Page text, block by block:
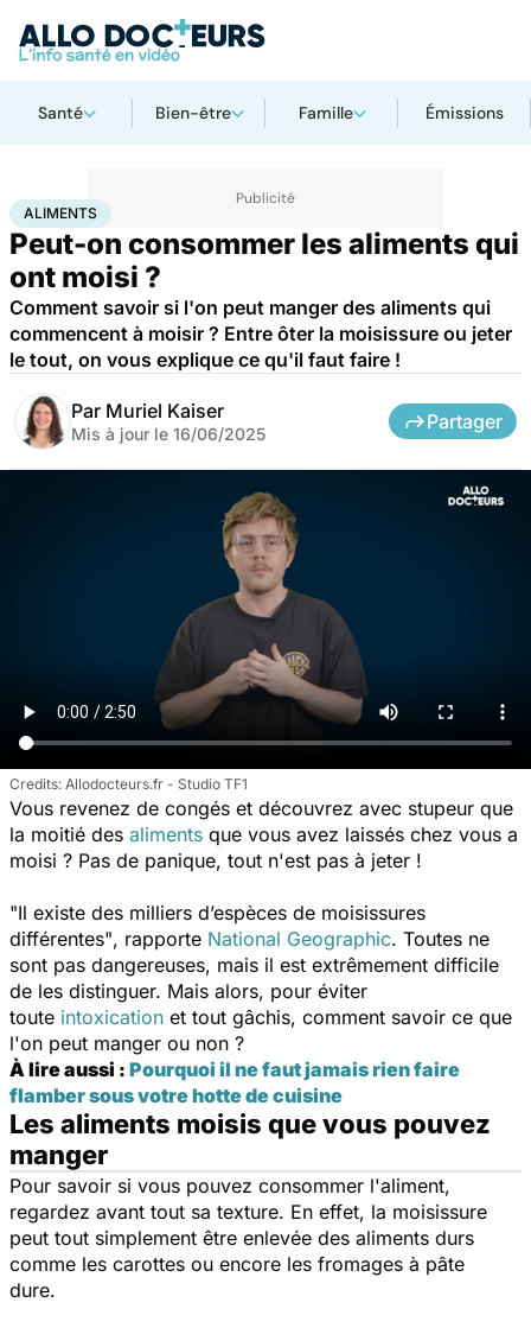
Santé Bien-être Famille Émissions
AccueilBien-être Aliments
ALIMENTS
Peut-on consommer les aliments qui
ont moisi ?
Comment savoir si l'on peut manger des aliments qui
commencent à moisir ? Entre ôter la moisissure ou jeter
le tout, on vous explique ce qu'il faut faire !
Par Muriel Kaiser
Mis à jour le 16/06/2025
Partager
Allodocteurs.fr - Studio TF1
Vous revenez de congés et découvrez avec stupeur que
la moitié des aliments que vous avez laissés chez vous a
moisi ? Pas de panique, tout n'est pas à jeter !
"Il existe des milliers d’espèces de moisissures
différentes", rapporte National Geographic. Toutes ne
sont pas dangereuses, mais il est extrêmement difficile
de les distinguer. Mais alors, pour éviter
toute intoxication et tout gâchis, comment savoir ce que
l'on peut manger ou non ?
À lire aussi : Pourquoi il ne faut jamais rien faire
flamber sous votre hotte de cuisine
Les aliments moisis que vous pouvez
manger
Pour savoir si vous pouvez consommer l'aliment,
regardez avant tout sa texture. En effet, la moisissure
peut tout simplement être enlevée des aliments durs
comme les carottes ou encore les fromages à pâte
dure.